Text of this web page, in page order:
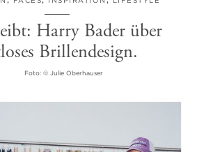
Harry Bader über
Brillendesign.
Foto: © Julie Oberhauser